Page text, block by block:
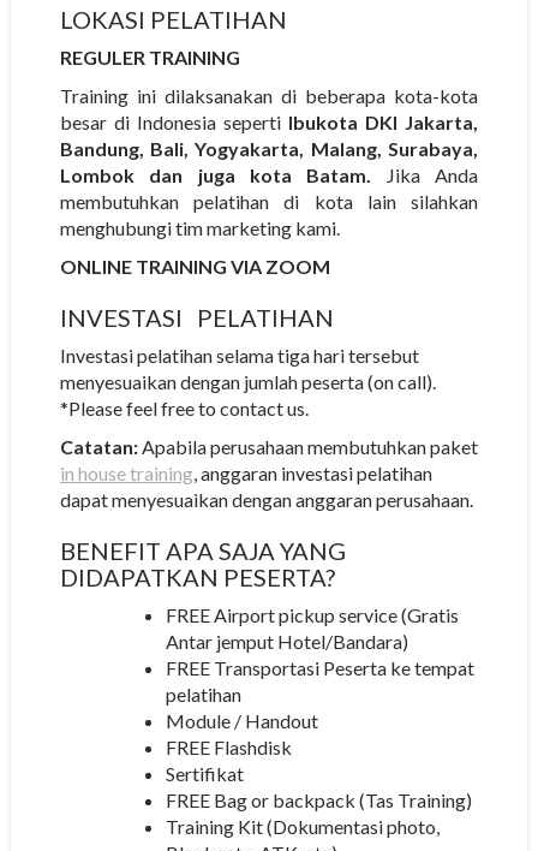
LOKASI PELATIHAN
REGULER TRAINING
Training ini dilaksanakan di beberapa kota-kota
besar di Indonesia seperti Ibukota DKI Jakarta,
Bandung, Bali, Yogyakarta, Malang, Surabaya,
Lombok dan juga kota Batam. Jika Anda
membutuhkan pelatihan di kota lain silahkan
menghubungi tim marketing kami.
ONLINE TRAINING VIA ZOOM
INVESTASI PELATIHAN
Investasi pelatihan selama tiga hari tersebut
menyesuaikan dengan jumlah peserta (on call).
*Please feel free to contact us.
Catatan:Apabila perusahaan membutuhkan paket
in house training, anggaran investasi pelatihan
dapat menyesuaikan dengan anggaran perusahaan.
BENEFIT APA SAJA YANG
DIDAPATKAN PESERTA?
FREE Airport pickup service (Gratis
Antar jemput Hotel/Bandara)
FREE Transportasi Peserta ke tempat
pelatihan
Module / Handout
FREE Flashdisk
Sertifikat
FREE Bag or backpack (Tas Training)
Training Kit (Dokumentasi photo,